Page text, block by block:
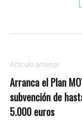
Artículo anterior
Arranca el Plan
subvención de
5.000 euros